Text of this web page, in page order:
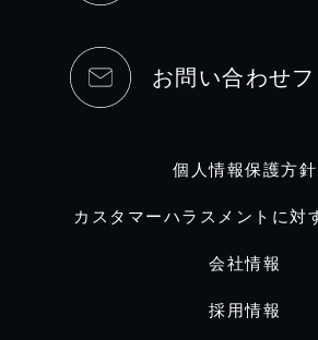
お問い合わせ
個人情報保護方針
カスタマーハラスメントに対
会社情報
採用情報